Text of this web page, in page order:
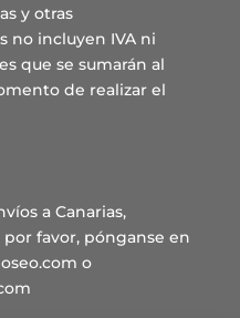
y otras
no incluyen IVA ni
que se sumarán al
de realizar el
a Canarias,
favor, pónganse en
o